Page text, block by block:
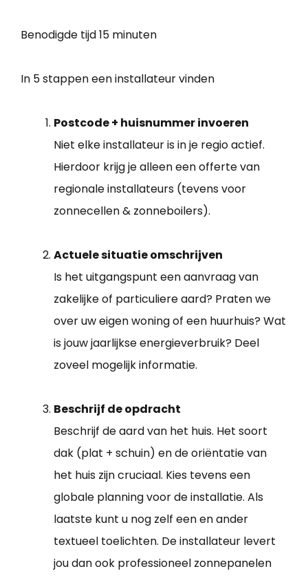
Benodigde tijd15 minuten
In 5 stappen een installateur vinden
Postcode + huisnummer invoeren
Niet elke installateur is in je regio actief.
Hierdoor krijg je alleen een offerte van
regionale installateurs (tevens voor
zonnecellen & zonneboilers).
Actuele situatie omschrijven
Is het uitgangspunt een aanvraag van
zakelijke of particuliere aard? Praten we
over uw eigen woning of een huurhuis? Wat
is jouw jaarlijkse energieverbruik? Deel
zoveel mogelijk informatie.
Beschrijf de opdracht
Beschrijf de aard van het huis. Het soort
dak (plat + schuin) en de oriëntatie van
het huis zijn cruciaal. Kies tevens een
globale planning voor de installatie. Als
laatste kunt u nog zelf een en ander
textueel toelichten. De installateur levert
jou dan ook professioneel zonnepanelen